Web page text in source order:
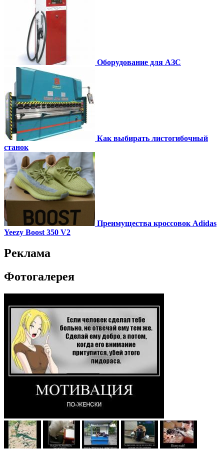
Оборудование для АЗС
Как выбирать листогибочный
станок
Преимущества кроссовок Adidas
Yeezy Boost 350 V2
Реклама
Фотогалерея